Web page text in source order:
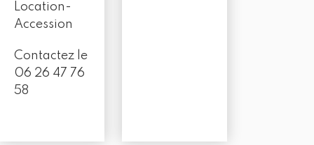
Location-
Accession
Contactez le
06 26 47 76
58